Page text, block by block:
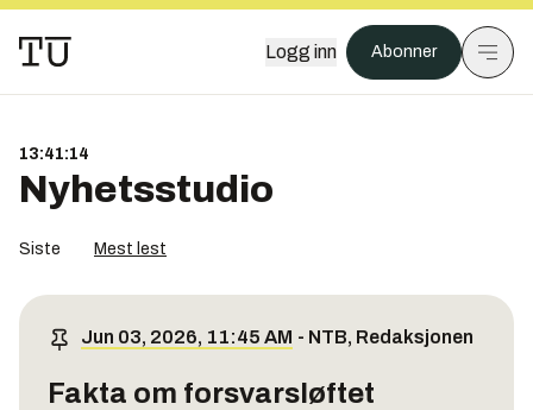
Logg inn Abonner
13:41:14
Nyhetsstudio
Siste Mest lest
Jun 03, 2026, 11:45 AM - NTB, Redaksjonen
Fakta om forsvarsløftet